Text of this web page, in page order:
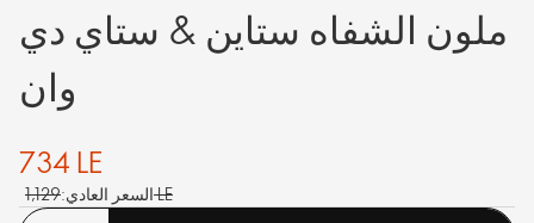
ملون الشفاه ستاين & ستاي دي
وان
734 LE
السعر العادي:1,129 LE